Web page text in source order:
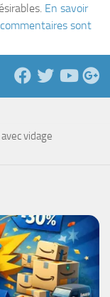
En savoir
sont
vidage